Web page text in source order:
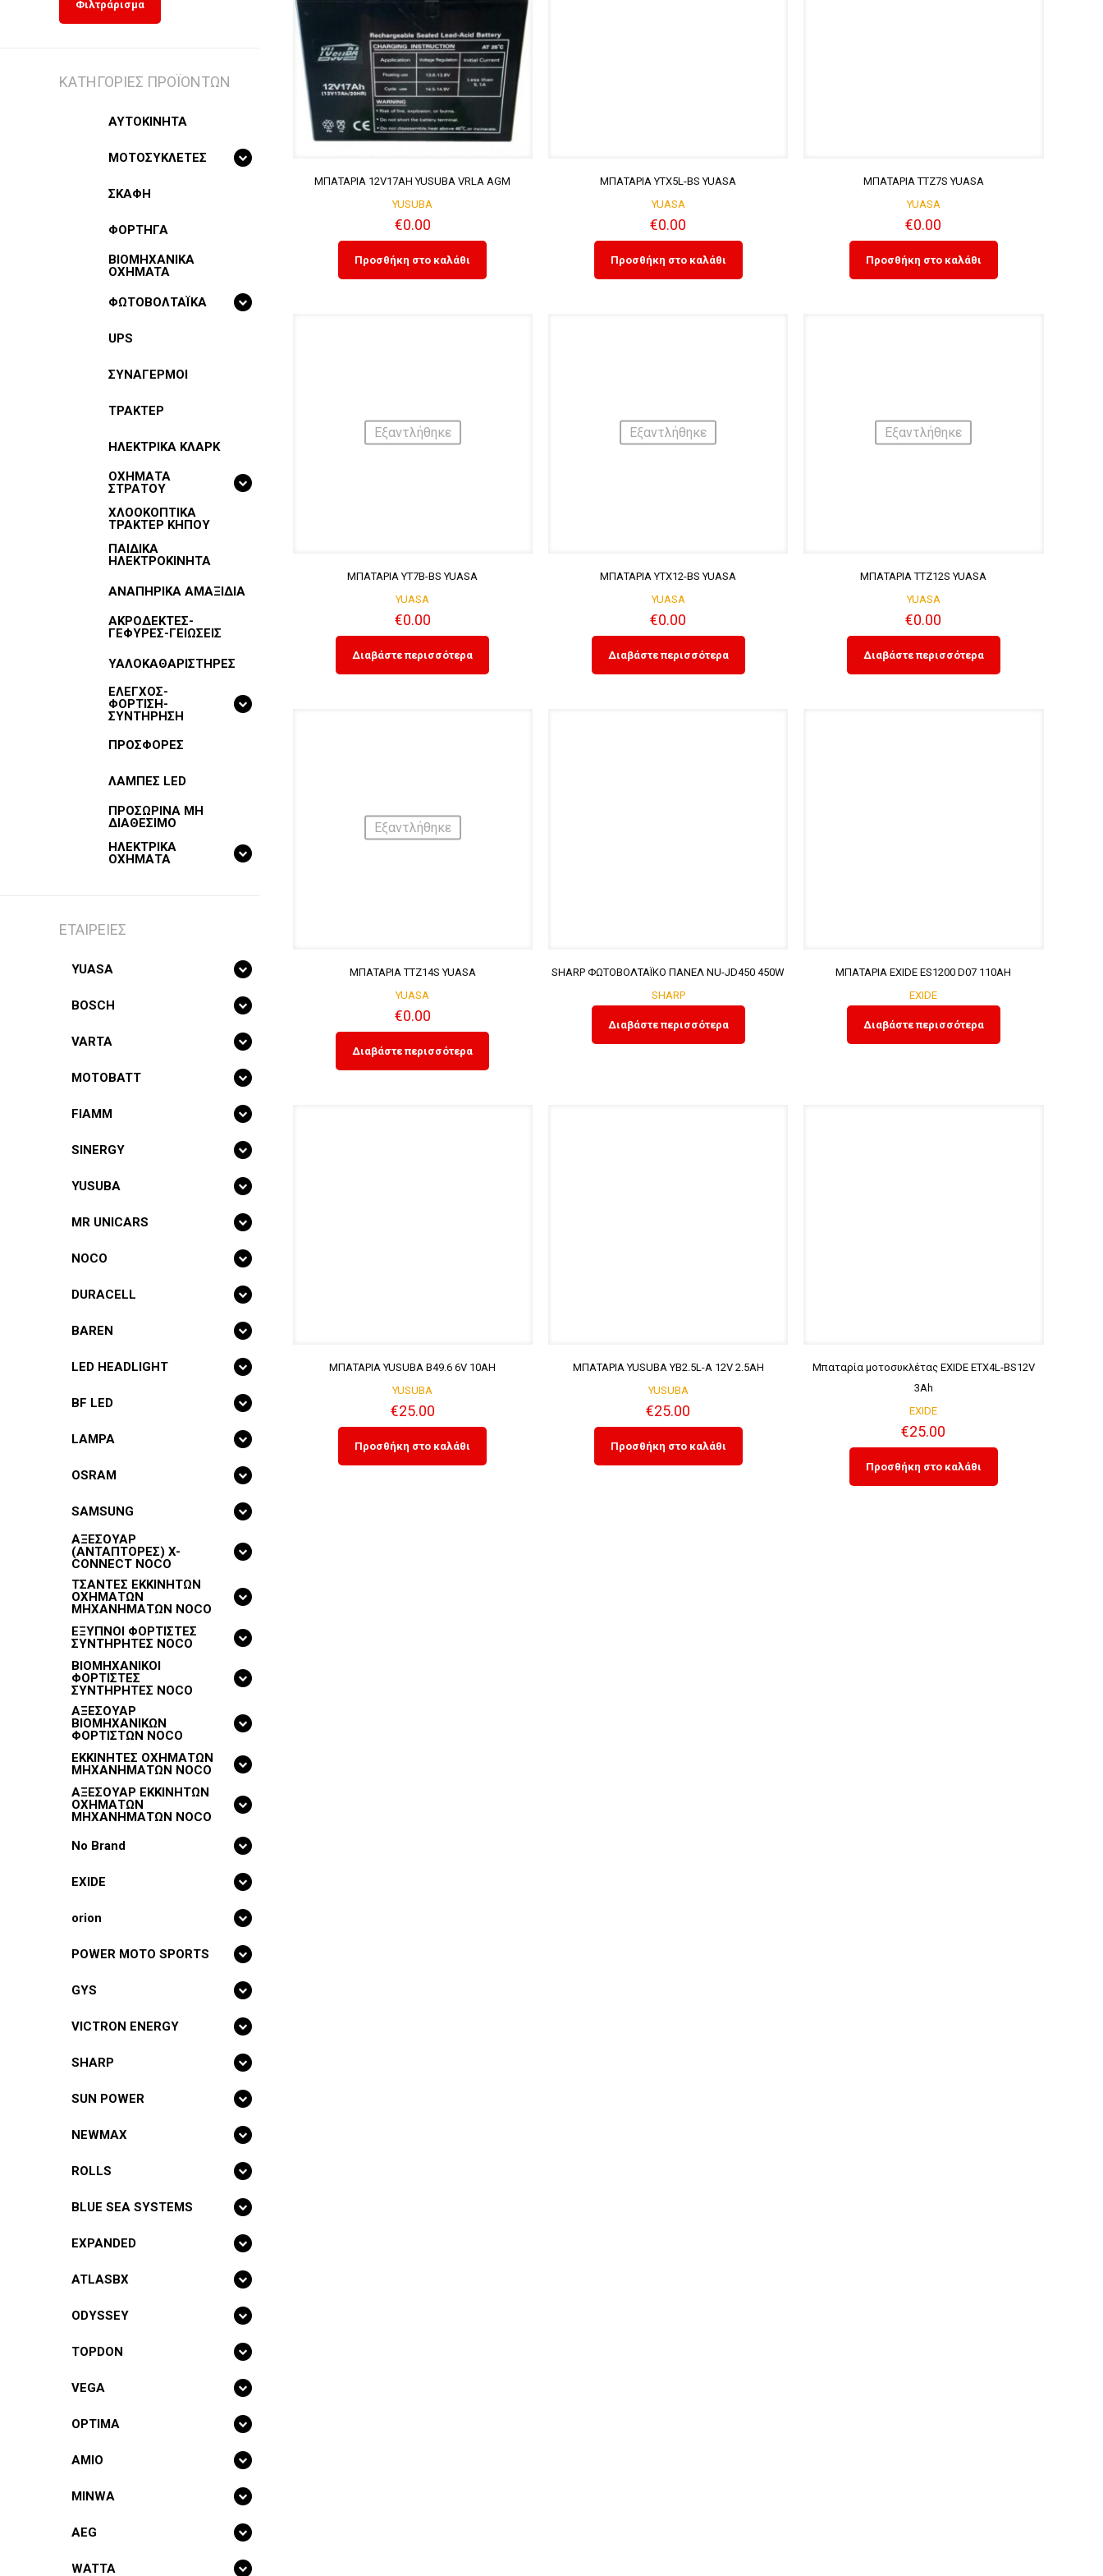
ΜΠΑΤΑΡΙΑ 12V17AH YUSUBA VRLA AGM
YUSUBA
€0.00
Προσθήκη στο καλάθι
ΜΠΑΤΑΡΙΑ YTX5L-BS YUASA
YUASA
€0.00
Προσθήκη στο καλάθι
ΜΠΑΤΑΡΙΑ TTZ7S YUASA
YUASA
€0.00
Προσθήκη στο καλάθι
Εξαντλήθηκε
ΜΠΑΤΑΡΙΑ YT7B-BS YUASA
YUASA
€0.00
Διαβάστε περισσότερα
Εξαντλήθηκε
ΜΠΑΤΑΡΙΑ YTX12-BS YUASA
YUASA
€0.00
Διαβάστε περισσότερα
Εξαντλήθηκε
ΜΠΑΤΑΡΙΑ TTZ12S YUASA
YUASA
€0.00
Διαβάστε περισσότερα
Εξαντλήθηκε
ΜΠΑΤΑΡΙΑ TTZ14S YUASA
YUASA
€0.00
Διαβάστε περισσότερα
SHARP ΦΩΤΟΒΟΛΤΑΪΚΟ ΠΑΝΕΛ NU-JD450 450W
SHARP
Διαβάστε περισσότερα
ΜΠΑΤΑΡΙΑ EXIDE ES1200 D07 110ΑΗ
EXIDE
Διαβάστε περισσότερα
ΜΠΑΤΑΡΙΑ YUSUBA B49.6 6V 10AH
YUSUBA
€25.00
Προσθήκη στο καλάθι
ΜΠΑΤΑΡΙΑ YUSUBA YB2.5L-A 12V 2.5AH
YUSUBA
€25.00
Προσθήκη στο καλάθι
Μπαταρία μοτοσυκλέτας EXIDE ETX4L-BS12V
3Ah
EXIDE
€25.00
Προσθήκη στο καλάθι
Φιλτράρισμα
ΚΑΤΗΓΟΡΙΕΣ ΠΡΟΪΟΝΤΩΝ
ΑΥΤΟΚΙΝΗΤΑ
ΜΟΤΟΣΥΚΛΕΤΕΣ
ΣΚΑΦΗ
ΦΟΡΤΗΓΑ
BIOMHXANIKA
OXHMATA
ΦΩΤΟΒΟΛΤΑΪΚΑ
UPS
ΣΥΝΑΓΕΡΜΟΙ
ΤΡΑΚΤΕΡ
ΗΛΕΚΤΡΙΚΑ ΚΛΑΡΚ
ΟΧΗΜΑΤΑ
ΣΤΡΑΤΟΥ
ΧΛΟΟΚΟΠΤΙΚΑ
ΤΡΑΚΤΕΡ ΚΗΠΟΥ
ΠΑΙΔΙΚΑ
ΗΛΕΚΤΡΟΚΙΝΗΤΑ
ΑΝΑΠΗΡΙΚΑ ΑΜΑΞΙΔΙΑ
ΑΚΡΟΔΕΚΤΕΣ-
ΓΕΦΥΡΕΣ-ΓΕΙΩΣΕΙΣ
ΥΑΛΟΚΑΘΑΡΙΣΤΗΡΕΣ
ΕΛΕΓΧΟΣ-
ΦΟΡΤΙΣΗ-
ΣΥΝΤΗΡΗΣΗ
ΠΡΟΣΦΟΡΕΣ
ΛΑΜΠΕΣ LED
ΠΡΟΣΩΡΙΝΑ ΜΗ
ΔΙΑΘΕΣΙΜΟ
ΗΛΕΚΤΡΙΚΑ
ΟΧΗΜΑΤΑ
ΕΤΑΙΡΕΙΕΣ
YUASA
BOSCH
VARTA
MOTOBATT
FIAMM
SINERGY
YUSUBA
MR UNICARS
NOCO
DURACELL
BAREN
LED HEADLIGHT
BF LED
LAMPA
OSRAM
SAMSUNG
ΑΞΕΣΟΥΑΡ
(ΑΝΤΑΠΤΟΡΕΣ) X-
CONNECT NOCO
ΤΣΑΝΤΕΣ ΕΚΚΙΝΗΤΩΝ
ΟΧΗΜΑΤΩΝ
ΜΗΧΑΝΗΜΑΤΩΝ NOCO
ΕΞΥΠΝΟΙ ΦΟΡΤΙΣΤΕΣ
ΣΥΝΤΗΡΗΤΕΣ NOCO
ΒΙΟΜΗΧΑΝΙΚΟΙ
ΦΟΡΤΙΣΤΕΣ
ΣΥΝΤΗΡΗΤΕΣ NOCO
ΑΞΕΣΟΥΑΡ
ΒΙΟΜΗΧΑΝΙΚΩΝ
ΦΟΡΤΙΣΤΩΝ NOCO
ΕΚΚΙΝΗΤΕΣ ΟΧΗΜΑΤΩΝ
ΜΗΧΑΝΗΜΑΤΩΝ NOCO
ΑΞΕΣΟΥΑΡ ΕΚΚΙΝΗΤΩΝ
ΟΧΗΜΑΤΩΝ
ΜΗΧΑΝΗΜΑΤΩΝ NOCO
No Brand
EXIDE
orion
POWER MOTO SPORTS
GYS
VICTRON ENERGY
SHARP
SUN POWER
NEWMAX
ROLLS
BLUE SEA SYSTEMS
EXPANDED
ATLASBX
ODYSSEY
TOPDON
VEGA
OPTIMA
AMIO
MINWA
AEG
WATTA